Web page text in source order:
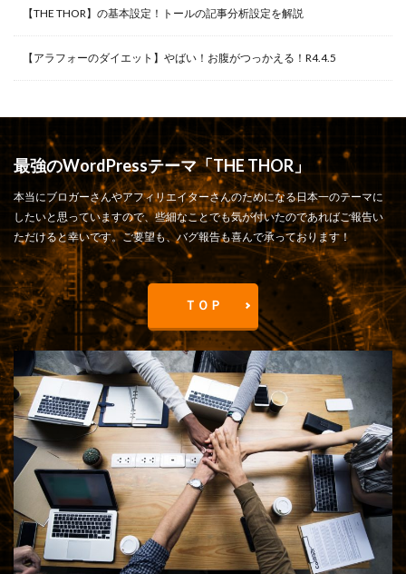
【THE THOR】の基本設定！トールの記事分析設定を解説
【アラフォーのダイエット】やばい！お腹がつっかえる！R4.4.5
最強のWordPressテーマ「THE THOR」
本当にブロガーさんやアフィリエイターさんのためになる日本一のテーマに
したいと思っていますので、些細なことでも気が付いたのであればご報告い
ただけると幸いです。ご要望も、バグ報告も喜んで承っております！
ＴＯＰ